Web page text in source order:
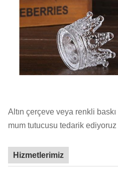
Altın çerçeve veya renkli
mum tutucusu tedarik ediyoruz
Hizmetlerimiz